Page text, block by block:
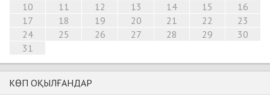
10
11 12 13 14 15
16
17
18 19 20 21 22
23
24
25 26 27 28 29
30
31
КӨП ОҚЫЛҒАНДАР